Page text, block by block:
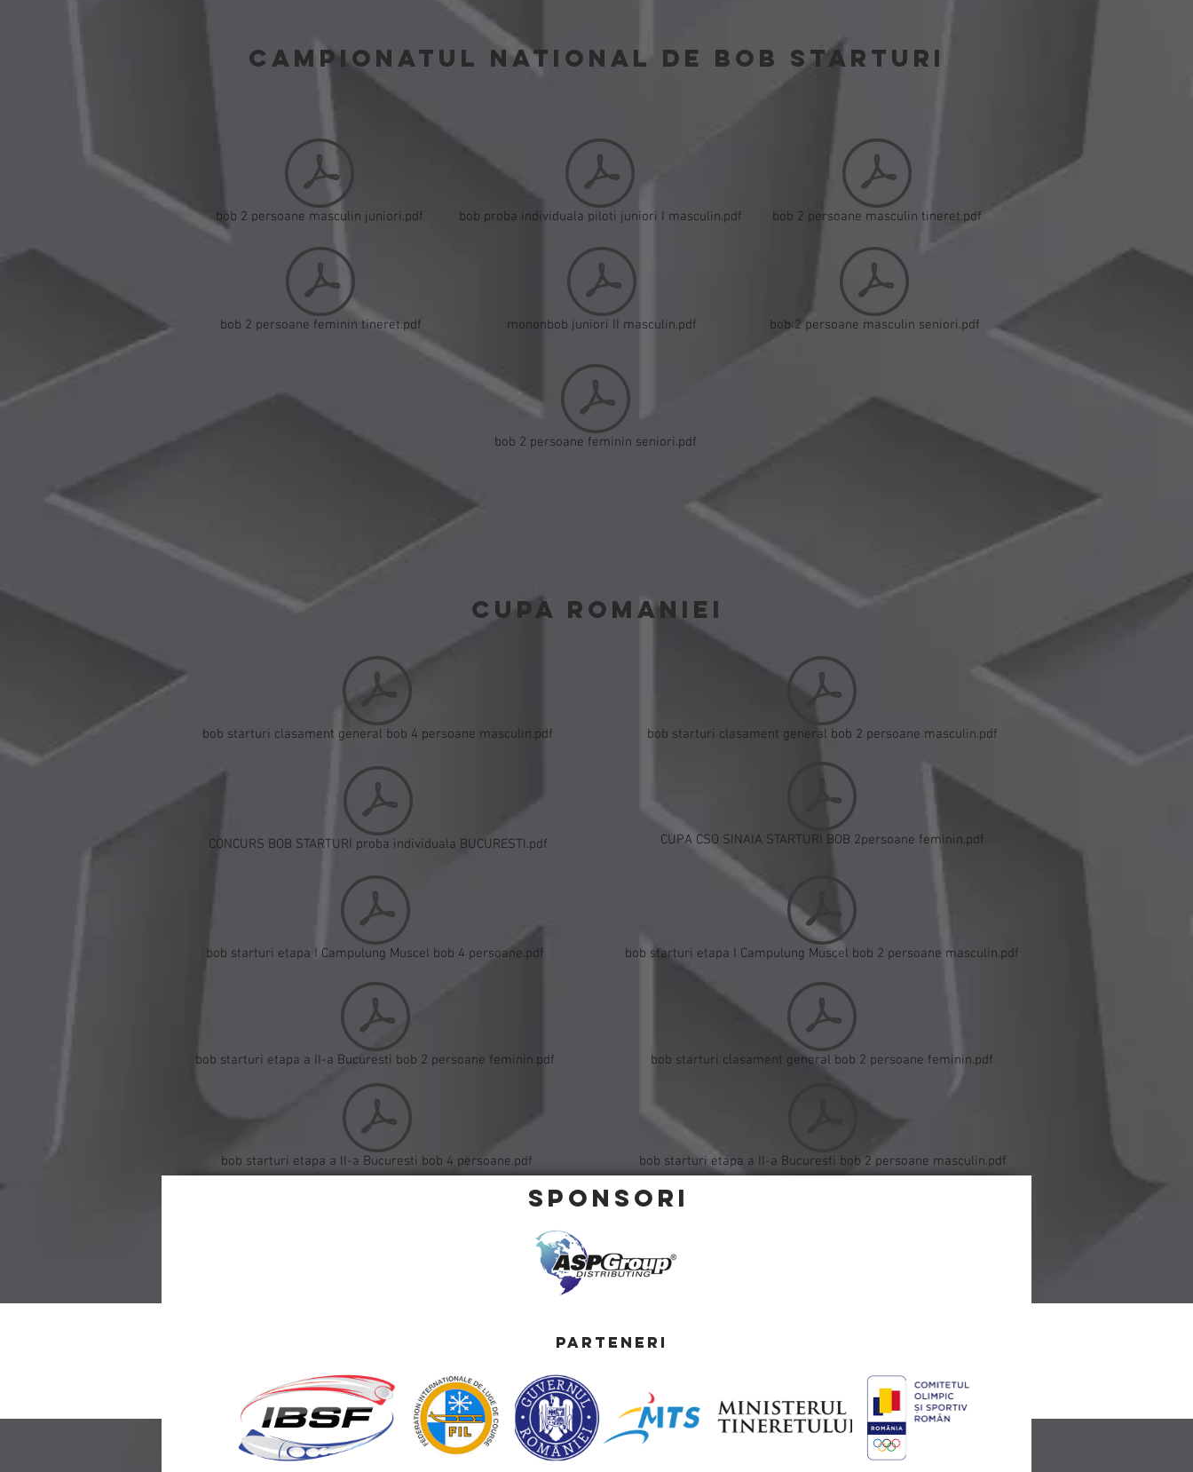
CAMPIONATUL NATIONAL DE BOB STARTURI
bob 2 persoane masculin juniori.pdf
bob 2 persoane feminin tineret.pdf
bob proba individuala piloti juniori I masculin.pdf
mononbob juniori II masculin.pdf
bob 2 persoane masculin tineret.pdf
bob 2 persoane masculin seniori.pdf
bob 2 persoane feminin seniori.pdf
CUPA ROMANIEI
bob starturi clasament general bob 4 persoane masculin.pdf
CONCURS BOB STARTURI proba individuala BUCURESTI.pdf
bob starturi etapa I Campulung Muscel bob 4 persoane.pdf
bob starturi etapa a II-a Bucuresti bob 2 persoane feminin.pdf
bob starturi etapa a II-a Bucuresti bob 4 persoane.pdf
bob starturi clasament general bob 2 persoane masculin.pdf
CUPA CSO SINAIA STARTURI BOB 2persoane feminin.pdf
bob starturi etapa I Campulung Muscel bob 2 persoane masculin.pdf
bob starturi clasament general bob 2 persoane feminin.pdf
bob starturi etapa a II-a Bucuresti bob 2 persoane masculin.pdf
Parteneri
Sponsori